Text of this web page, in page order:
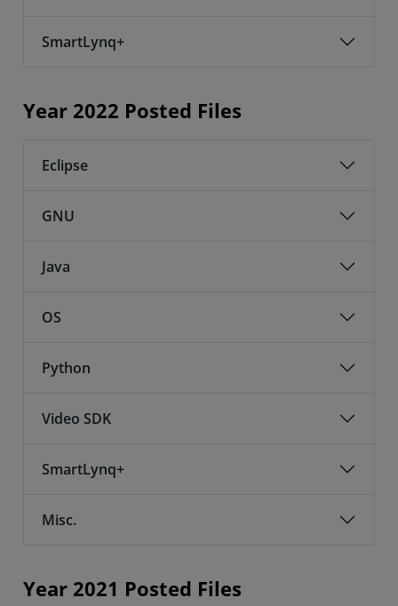
SmartLynq+
Year 2022 Posted Files
Eclipse
GNU
Java
OS
Python
Video SDK
SmartLynq+
Misc.
Year 2021 Posted Files